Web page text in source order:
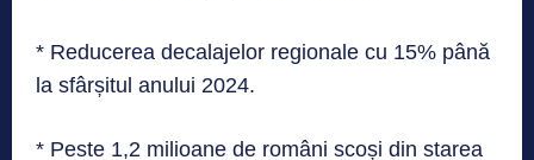
* Reducerea decalajelor regionale cu 15% până
la sfârșitul anului 2024.
* Peste 1,2 milioane de români scoși din starea